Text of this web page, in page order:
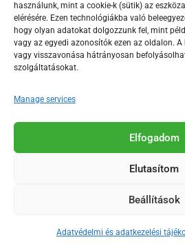
használunk, mint a cookie-k (sütik) az
elérésére. Ezen technológiákba való
hogy olyan adatokat dolgozzunk fel, mint
vagy az egyedi azonosítók ezen az oldalon. A
vagy visszavonása hátrányosan
szolgáltatásokat.
Manage services
Elfogadom
Elutasítom
Beállítások
Adatvédelmi és adatkezelési
F
a
c
e
o
o
-
Y
o
u
t
b
e
s
r
T
i
k
Az Érd Média médiaszolgáltatási
Médiatanács a Magyar Média
2018-2026. © Minden jog